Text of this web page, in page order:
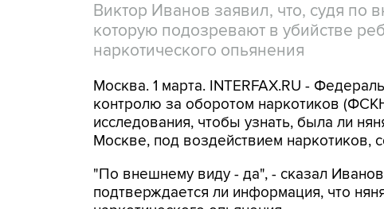
Виктор Иванов заявил, что, судя по
которую подозревают в убийстве
наркотического опьянения
Москва. 1 марта. INTERFAX.RU -
контролю за оборотом наркотиков
исследования, чтобы узнать, была ли
Москве, под воздействием
"По внешнему виду - да", - сказал
подтверждается ли информация, что